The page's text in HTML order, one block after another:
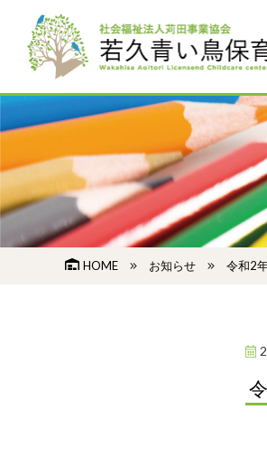
HOME お知らせ 令和2